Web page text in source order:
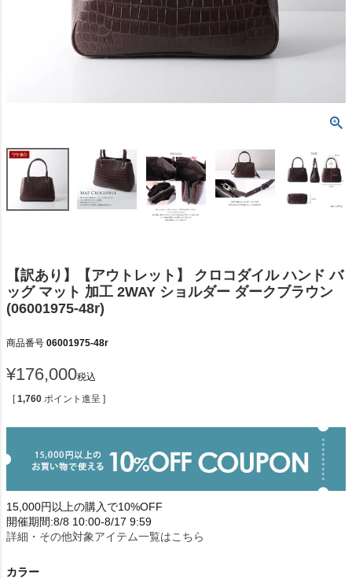
【訳あり】【アウトレット】 クロコダイル ハンド バ
ッグ マット 加工 2WAY ショルダー ダークブラウン
(06001975-48r)
商品番号 06001975-48r
¥176,000税込
[ 1,760 ポイント進呈 ]
15,000円以上の購入で10%OFF
開催期間:8/8 10:00-8/17 9:59
詳細・その他対象アイテム一覧はこちら
カラー